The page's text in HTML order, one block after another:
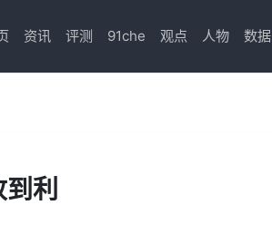
资讯 评测 91che 观点 人物 数据
利